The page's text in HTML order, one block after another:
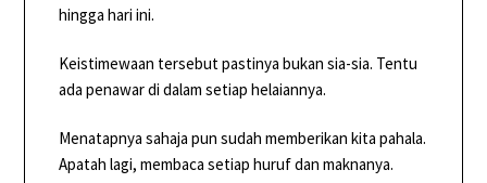
hingga hari ini.
Keistimewaan tersebut pastinya bukan sia-sia. Tentu
ada penawar di dalam setiap helaiannya.
Menatapnya sahaja pun sudah memberikan kita pahala.
Apatah lagi, membaca setiap huruf dan maknanya.